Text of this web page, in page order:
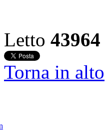
Letto 43964
Torna in alto